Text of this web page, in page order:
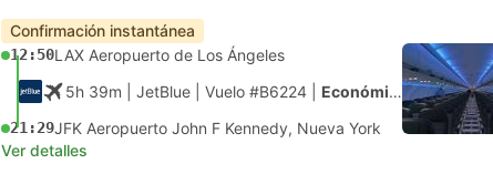
Confirmación instantánea
12:50LAX Aeropuerto de Los Ángeles
5h 39m | JetBlue Vuelo #B6224 Económica
21:29JFK Aeropuerto John F Kennedy, Nueva York
Ver detalles